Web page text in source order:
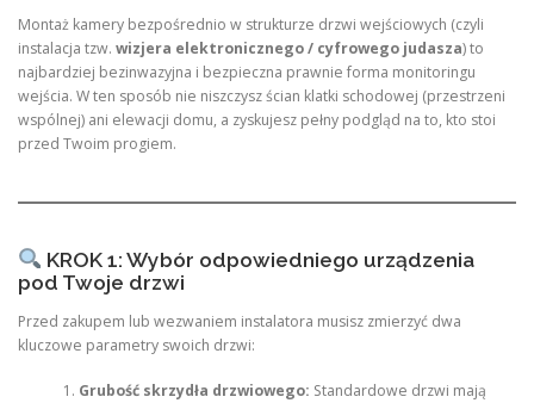
Montaż kamery bezpośrednio w strukturze drzwi wejściowych (czyli
instalacja tzw. wizjera elektronicznego / cyfrowego judasza) to
najbardziej bezinwazyjna i bezpieczna prawnie forma monitoringu
wejścia. W ten sposób nie niszczysz ścian klatki schodowej (przestrzeni
wspólnej) ani elewacji domu, a zyskujesz pełny podgląd na to, kto stoi
przed Twoim progiem.
KROK 1: Wybór odpowiedniego urządzenia
pod Twoje drzwi
Przed zakupem lub wezwaniem instalatora musisz zmierzyć dwa
kluczowe parametry swoich drzwi:
Grubość skrzydła drzwiowego: Standardowe drzwi mają